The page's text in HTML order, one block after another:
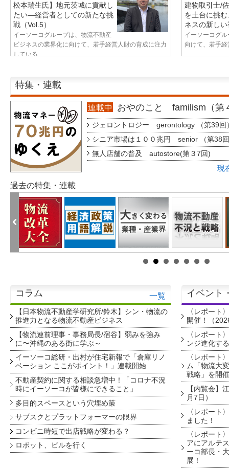
松本瑞生氏】地元茨城に貢献し
たい—経営者としての新たな挑
戦（Vol.5）
イーソーコグループは、物流不動産
ビジネスの業界化に向けて、若手経営人財の育成に注力
している...
建物取引士/
を土台に挑
ネスの新し
イーソーコグ
向けて、若手
特集・連載
連載中 おやのこと familism（第
ジェロントロジー gerontology （第39回
シニア市場は１００兆円 senior （第38
無人店舗の普及 autostore(第３7回)
現
過去の特集・連載
コラム 一覧
【日本物流不動産学研究所/鈴木】シン・物流の
推進力となる物流不動産ビジネス
【物流連前理事・事務局長/宿谷】弱みを強み
に〜沖縄のある街に学ぶ～
イーソーコ総研・出村が住宅新報で「倉庫リノ
ベーション ここがポイント！」連載開始
不動産契約に関する相談急増中！「コロナ不況
時にイーソーコが皆様にできること」
多目的スペースという穴埋め策
サブスクとプラットフォーマーの限界
コンビニ時短で出店戦略が変わる？
ロボット、ビルを行く
イベント
〈レポート
開催！（
〈レポート
ンジ進化す
〈レポート
ム「物流大
戦略」を開
【内覧会】
月7日）
〈レポート
ました！
〈レポート
アにアルテ
ーコ部長・
展！